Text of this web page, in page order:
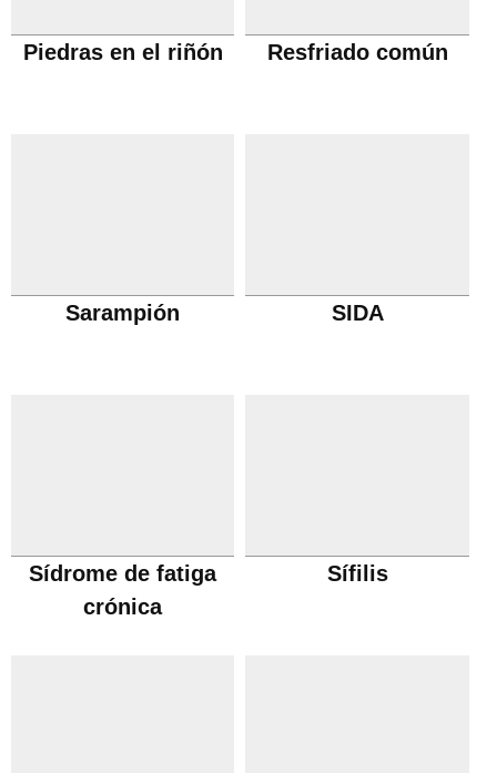
Piedras en el riñón Resfriado común
Sarampión SIDA
Sídrome de fatiga
crónica
Sífilis